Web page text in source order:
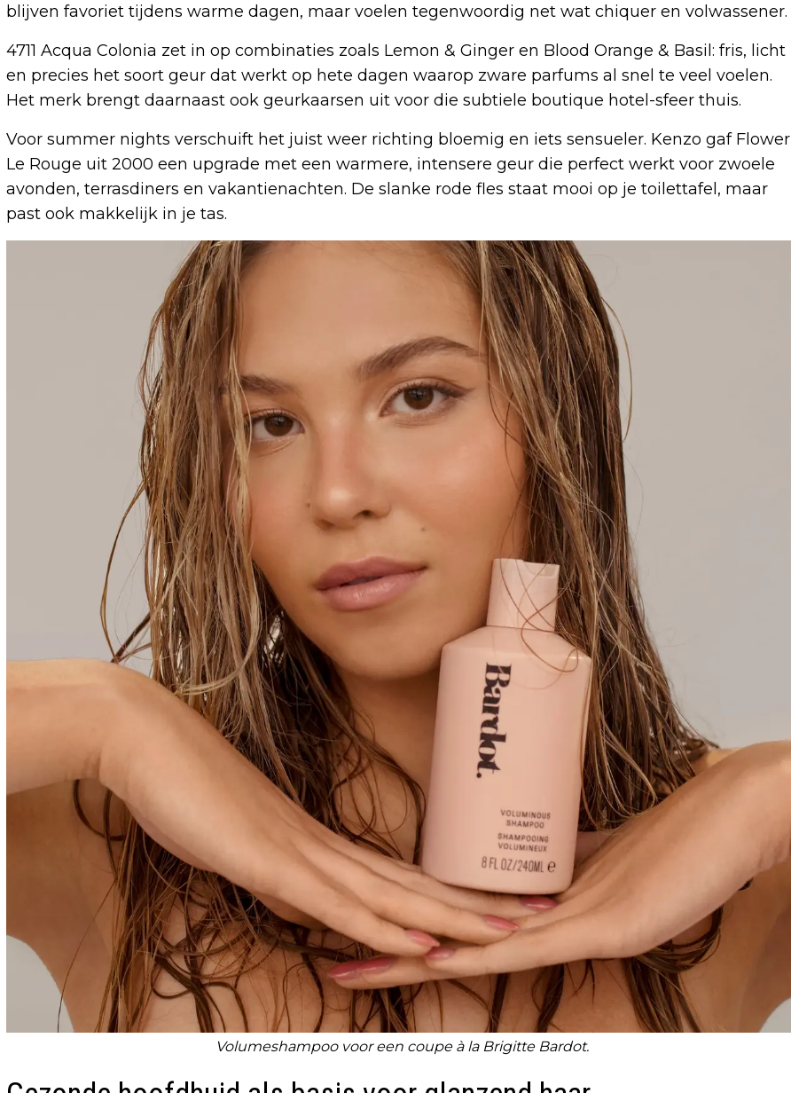
blijven favoriet tijdens warme dagen, maar voelen tegenwoordig net wat chiquer en volwassener.
4711 Acqua Colonia zet in op combinaties zoals Lemon & Ginger en Blood Orange & Basil: fris, licht
en precies het soort geur dat werkt op hete dagen waarop zware parfums al snel te veel voelen.
Het merk brengt daarnaast ook geurkaarsen uit voor die subtiele boutique hotel-sfeer thuis.
Voor summer nights verschuift het juist weer richting bloemig en iets sensueler. Kenzo gaf Flower
Le Rouge uit 2000 een upgrade met een warmere, intensere geur die perfect werkt voor zwoele
avonden, terrasdiners en vakantienachten. De slanke rode fles staat mooi op je toilettafel, maar
past ook makkelijk in je tas.
Volumeshampoo voor een coupe à la Brigitte Bardot.